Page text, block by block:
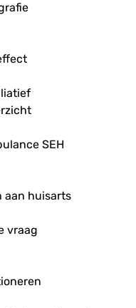
SEH
aan huisarts
vraag